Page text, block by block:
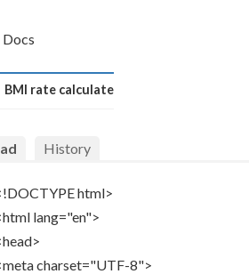
BMI rate calculate
History
html>
lang="en">
charset="UTF-8">